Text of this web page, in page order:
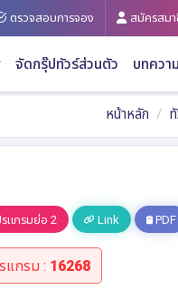
ตรวจสอบการจอง สมัครสม
จัดกรุ๊ปทัวร์ส่วนตัว บทควา
หน้าหลัก
รแกรมย่อ 2 Link PDF
แกรม : 16268